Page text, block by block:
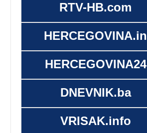
RTV-HB.com
HERCEGOVINA.in
HERCEGOVINA24
DNEVNIK.ba
VRISAK.info